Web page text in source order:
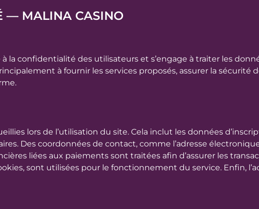
— MALINA CASINO
la confidentialité des utilisateurs et s’engage à traiter les
à fournir les services proposés, assurer la
lors de l’utilisation du site. Cela inclut les données
Des coordonnées de contact, comme l’adresse
liées aux paiements sont traitées afin d’assurer les
sont utilisées pour le fonctionnement du service. Enfin,